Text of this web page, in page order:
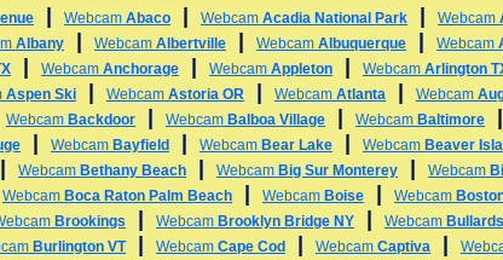
Webcam Abaco Webcam Acadia National Park Webcam
Albany Webcam Albertville Webcam Albuquerque Webcam
Webcam Anchorage Webcam Appleton Webcam Arlington
Aspen Ski Webcam Astoria OR Webcam Atlanta Webcam
Webcam Backdoor Webcam Balboa Village Webcam Baltimore
Webcam Bayfield Webcam Bear Lake Webcam Beaver
Webcam Bethany Beach Webcam Big Sur Monterey Webcam
Webcam Boca Raton Palm Beach Webcam Boise Webcam
Brookings Webcam Brooklyn Bridge NY Webcam Bullards
Burlington VT Webcam Cape Cod Webcam Captiva